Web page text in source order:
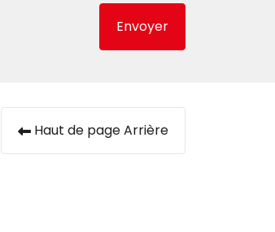
Envoyer
Haut de page Arrière